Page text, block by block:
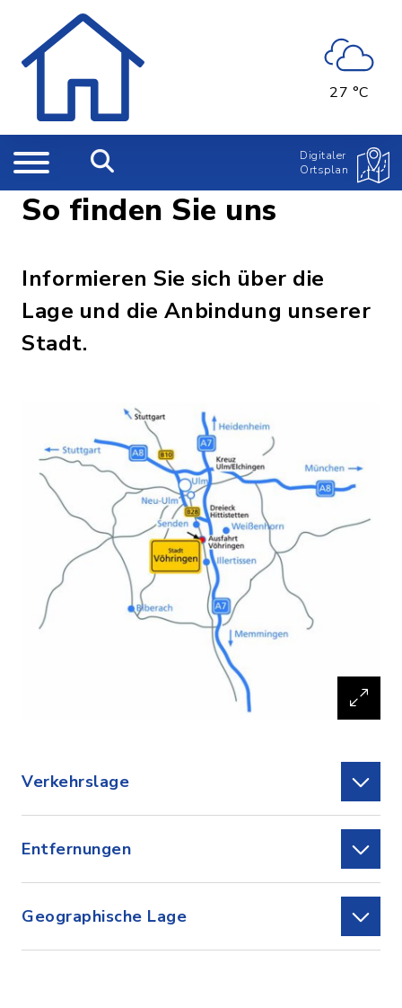
27 °C
Digitaler
Ortsplan
So finden Sie uns
Informieren Sie sich über die
Lage und die Anbindung unserer
Stadt.
Verkehrslage
Entfernungen
Geographische Lage